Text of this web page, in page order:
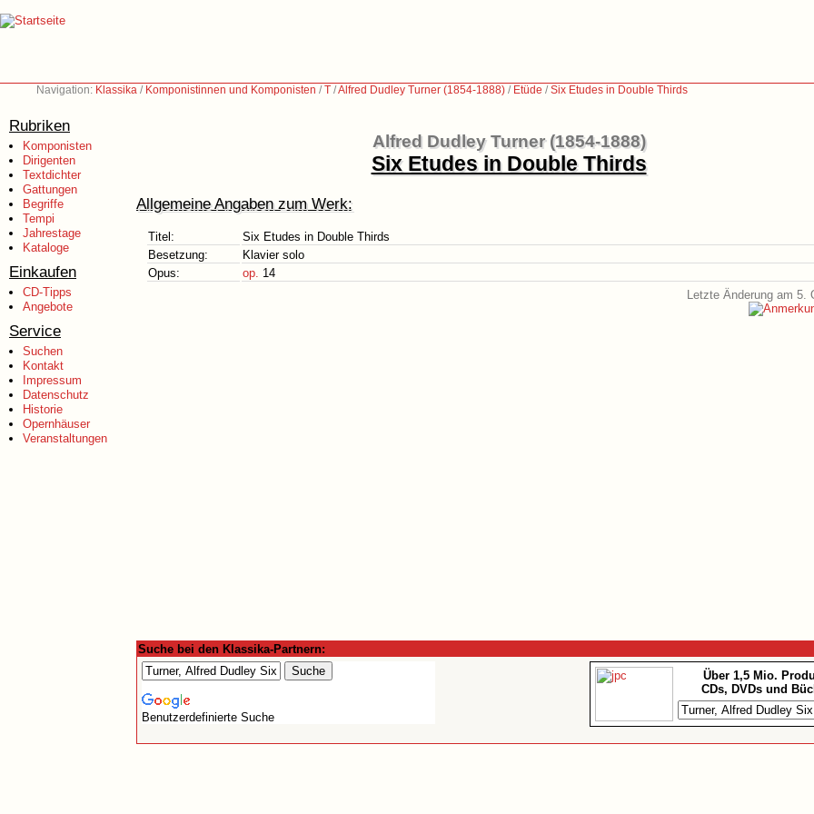
Navigation: Klassika / Komponistinnen und Komponisten /T /Alfred Dudley Turner (1854-1888) / Etüde /Six Etudes in Double Thirds
Rubriken
Komponisten
Dirigenten
Textdichter
Gattungen
Begriffe
Tempi
Jahrestage
Kataloge
Einkaufen
CD-Tipps
Angebote
Service
Suchen
Kontakt
Impressum
Datenschutz
Historie
Opernhäuser
Veranstaltungen
Alfred Dudley Turner (1854-1888)
Six Etudes in Double Thirds
Allgemeine Angaben zum Werk:
Titel:
Six Etudes in Double Thirds
Besetzung:
Klavier solo
Opus:
op. 14
Letzte Änderung am 5.
Suche bei den Klassika-Partnern:
Benutzerdefinierte Suche
Über 1,5 Mio.
CDs, DVDs und